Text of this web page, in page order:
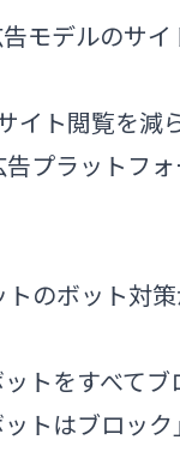
モデルのサ
イト閲覧を減
プラットフ
のボット対
トをすべてブ
トはブロッ